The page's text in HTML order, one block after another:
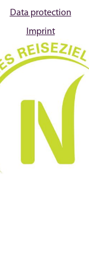
Data protection
Imprint